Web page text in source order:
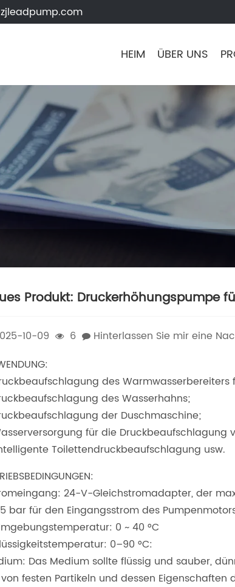
HEIM ÜBER UNS
Produkt: Druckerhöhungspumpe
10-09 6
Hinterlassen Sie mir eine
des Warmwasserbereiters
des Wasserhahns;
der Duschmaschine;
für die Druckbeaufschlagung
Toilettendruckbeaufschlagung usw.
24-V-Gleichstromadapter, der
bar für den Eingangsstrom des
0 ~ 40 °C
0–90 °C:
Das Medium sollte flüssig und sauber,
festen Partikeln und dessen